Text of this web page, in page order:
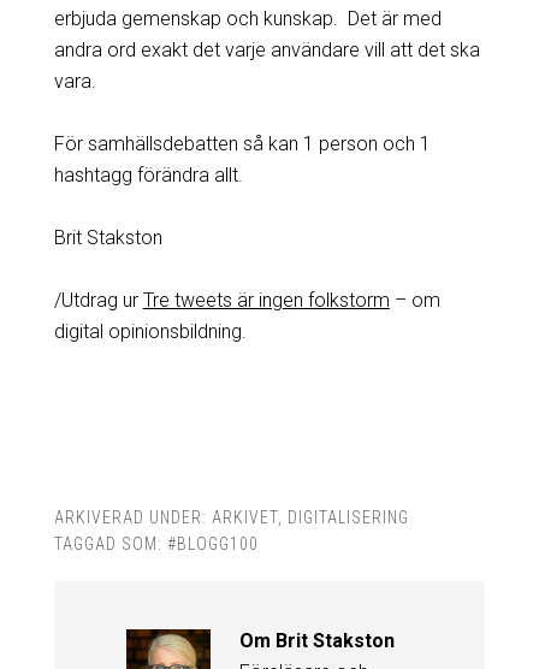
erbjuda gemenskap och kunskap. Det är med
andra ord exakt det varje användare vill att det ska
vara.
För samhällsdebatten så kan 1 person och 1
hashtagg förändra allt.
Brit Stakston
/Utdrag ur Tre tweets är ingen folkstorm – om
digital opinionsbildning.
ARKIVERAD UNDER: ARKIVET, DIGITALISERING
TAGGAD SOM: #BLOGG100
Om Brit Stakston